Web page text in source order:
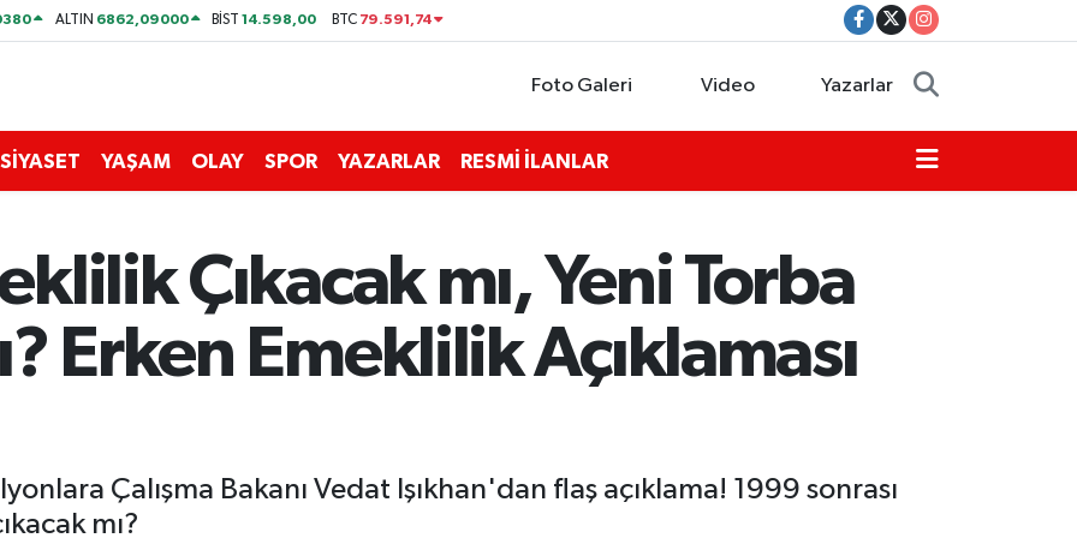
ALTIN 6862,09000 BİST14.598,00 BTC 79.591,74
Foto Galeri Video Yazarlar
SİYASET YAŞAM OLAY SPOR YAZARLAR RESMİ İLANLAR
Çıkacak mı, Yeni Torba
Erken Emeklilik Açıklaması
Çalışma Bakanı Vedat Işıkhan'dan flaş açıklama! 1999 sonrası
mı?